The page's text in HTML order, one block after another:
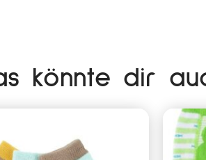
könnte dir